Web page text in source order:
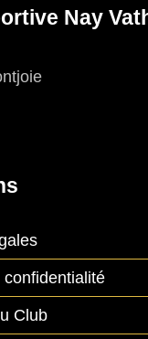
Nay
confidentialité
Club